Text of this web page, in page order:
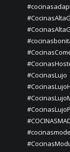
#CocinasLujo